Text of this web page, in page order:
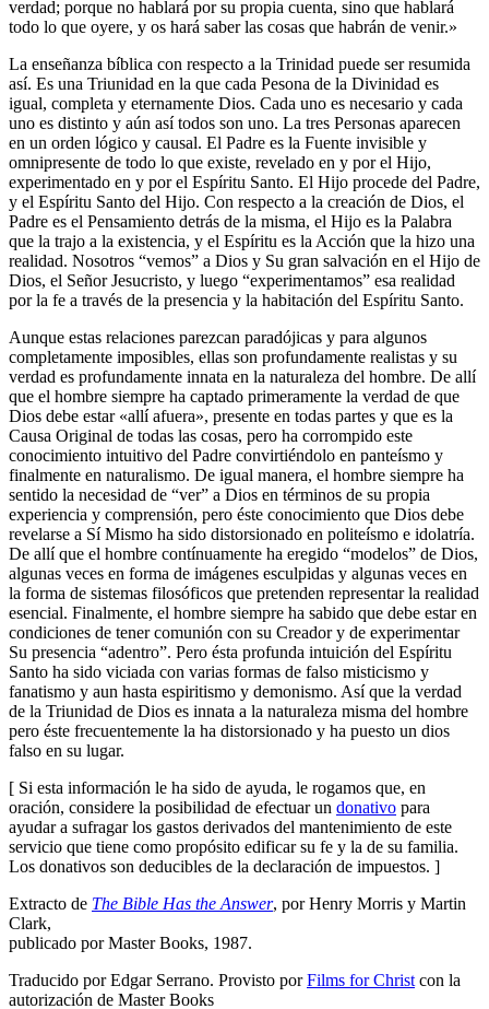
verdad; porque no hablará por su propia cuenta, sino que hablará
todo lo que oyere, y os hará saber las cosas que habrán de venir.»
La enseñanza bíblica con respecto a la Trinidad puede ser resumida
así. Es una Triunidad en la que cada Pesona de la Divinidad es
igual, completa y eternamente Dios. Cada uno es necesario y cada
uno es distinto y aún así todos son uno. La tres Personas aparecen
en un orden lógico y causal. El Padre es la Fuente invisible y
omnipresente de todo lo que existe, revelado en y por el Hijo,
experimentado en y por el Espíritu Santo. El Hijo procede del Padre,
y el Espíritu Santo del Hijo. Con respecto a la creación de Dios, el
Padre es el Pensamiento detrás de la misma, el Hijo es la Palabra
que la trajo a la existencia, y el Espíritu es la Acción que la hizo una
realidad. Nosotros “vemos” a Dios y Su gran salvación en el Hijo de
Dios, el Señor Jesucristo, y luego “experimentamos” esa realidad
por la fe a través de la presencia y la habitación del Espíritu Santo.
Aunque estas relaciones parezcan paradójicas y para algunos
completamente imposibles, ellas son profundamente realistas y su
verdad es profundamente innata en la naturaleza del hombre. De allí
que el hombre siempre ha captado primeramente la verdad de que
Dios debe estar «allí afuera», presente en todas partes y que es la
Causa Original de todas las cosas, pero ha corrompido este
conocimiento intuitivo del Padre convirtiéndolo en panteísmo y
finalmente en naturalismo. De igual manera, el hombre siempre ha
sentido la necesidad de “ver” a Dios en términos de su propia
experiencia y comprensión, pero éste conocimiento que Dios debe
revelarse a Sí Mismo ha sido distorsionado en politeísmo e idolatría.
De allí que el hombre contínuamente ha eregido “modelos” de Dios,
algunas veces en forma de imágenes esculpidas y algunas veces en
la forma de sistemas filosóficos que pretenden representar la realidad
esencial. Finalmente, el hombre siempre ha sabido que debe estar en
condiciones de tener comunión con su Creador y de experimentar
Su presencia “adentro”. Pero ésta profunda intuición del Espíritu
Santo ha sido viciada con varias formas de falso misticismo y
fanatismo y aun hasta espiritismo y demonismo. Así que la verdad
de la Triunidad de Dios es innata a la naturaleza misma del hombre
pero éste frecuentemente la ha distorsionado y ha puesto un dios
falso en su lugar.
[ Si esta información le ha sido de ayuda, le rogamos que, en
oración, considere la posibilidad de efectuar un donativo para
ayudar a sufragar los gastos derivados del mantenimiento de este
servicio que tiene como propósito edificar su fe y la de su familia.
Los donativos son deducibles de la declaración de impuestos. ]
Extracto de The Bible Has the Answer, por Henry Morris y Martin
Clark,
publicado por Master Books, 1987.
Traducido por Edgar Serrano. Provisto porFilms for Christ con la
autorización de Master Books